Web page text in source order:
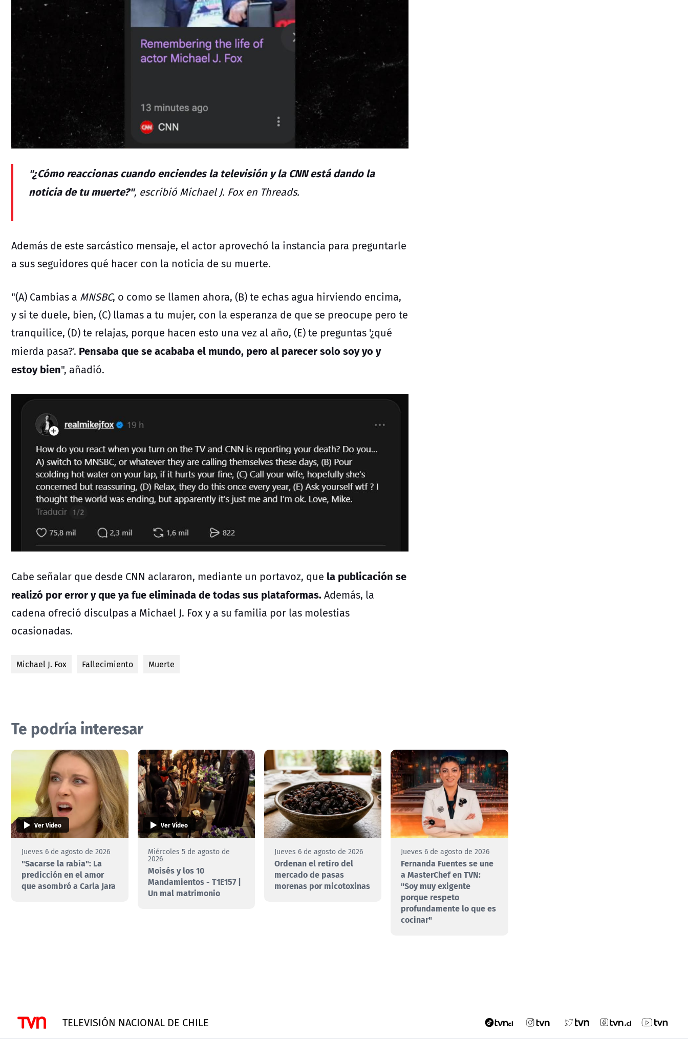
"¿Cómo reaccionas cuando enciendes la televisión y la CNN está dando la
noticia de tu muerte?", escribió Michael J. Fox en Threads.
Además de este sarcástico mensaje, el actor aprovechó la instancia para preguntarle
a sus seguidores qué hacer con la noticia de su muerte.
"(A) Cambias a MNSBC, o como se llamen ahora, (B) te echas agua hirviendo encima,
y si te duele, bien, (C) llamas a tu mujer, con la esperanza de que se preocupe pero te
tranquilice, (D) te relajas, porque hacen esto una vez al año, (E) te preguntas '¿qué
mierda pasa?'. Pensaba que se acababa el mundo, pero al parecer solo soy yo y
estoy bien", añadió.
Cabe señalar que desde CNN aclararon, mediante un portavoz, que la publicación se
realizó por error y que ya fue eliminada de todas sus plataformas.Además, la
cadena ofreció disculpas a Michael J. Fox y a su familia por las molestias
ocasionadas.
Michael J. Fox Fallecimiento Muerte
Te podría interesar
Ver Video
Jueves 6 de agosto de 2026
"Sacarse la rabia": La
predicción en el amor
que asombró a Carla Jara
Ver Video
Miércoles 5 de agosto de
2026
Moisés y los 10
Mandamientos - T1E157 |
Un mal matrimonio
Jueves 6 de agosto de 2026
Ordenan el retiro del
mercado de pasas
morenas por micotoxinas
Jueves 6 de agosto de 2026
Fernanda Fuentes se une
a MasterChef en TVN:
"Soy muy exigente
porque respeto
profundamente lo que es
cocinar"
TELEVISIÓN NACIONAL DE CHILE